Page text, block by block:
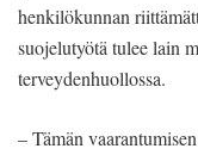
henkilökunnan
suojelutyötä tulee lain
terveydenhuollossa.
– Tämän